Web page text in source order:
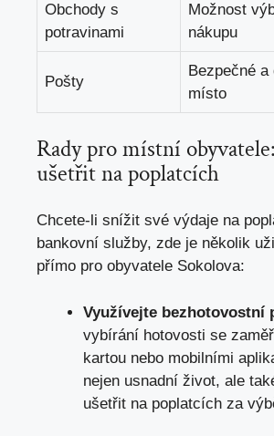
Obchody s
potravinami
Možnost
nákupu
Pošty
Bezpečné
místo
Rady pro‍ místní
ušetřit na​ poplatcích
Chcete-li ⁢snížit své výdaje na⁣
bankovní služby, zde​ je několik
přímo pro obyvatele Sokolova:
Využívejte bezhotovostní⁣
vybírání hotovosti se
kartou nebo mobilními
nejen usnadní život, ale
⁣ušetřit na poplatcích ‍za